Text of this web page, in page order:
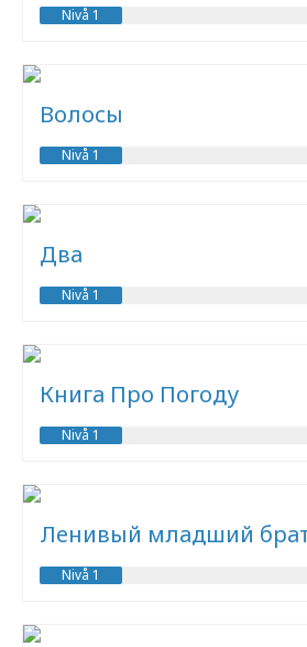
Nivå 1
Волосы
Nivå 1
Два
Nivå 1
Книга Про Погоду
Nivå 1
Ленивый младший
Nivå 1